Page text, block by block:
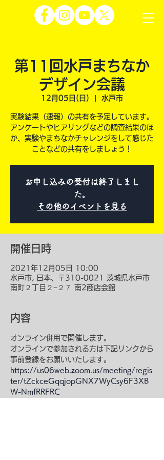
第11回水戸まちなか
デザイン会議
12月05日(日) 水戸市
実験結果（速報）の共有を予定しています。
アンケートやヒアリングなどの調査結果のほ
か、実験やまちなかチャレンジをして感じた
ことなどの共有をしましょう！
お申し込みの受付は終了しまし
た。
その他のイベントを見る
開催日時
2021年12月05日 10:00
水戸市, 日本、〒310-0021 茨城県水戸市
南町２丁目２−２７ 南2商店会館
内容
オンライン併用で開催します。
オンラインで参加される方は下記リンクから
事前登録をお願いいたします。
https://us06web.zoom.us/meeting/regis
ter/tZckceGqqjopGNX7WyCsy6F3XB
W-NmfRRFRC